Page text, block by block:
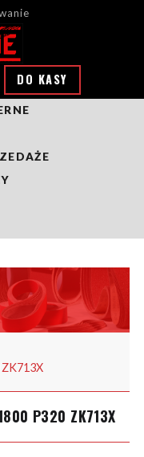
DO KASY
P320 ZK713X